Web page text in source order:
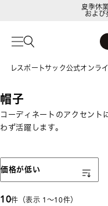
夏季休
および
レスポートサック公式オンラ
帽子
コーディネートのアクセント
わず活躍します。
10件（表示 1〜10件）
表示順
価格が低い